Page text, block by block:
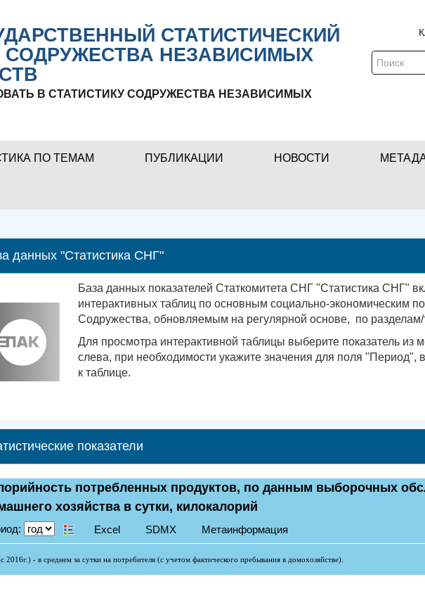
СТАТИСТИЧЕСКИЙ
СОДРУЖЕСТВА НЕЗАВИСИМЫХ
В СТАТИСТИКУ СОДРУЖЕСТВА НЕЗАВИСИМЫХ
ПО ТЕМАМ ПУБЛИКАЦИИ НОВОСТИ
данных "Статистика СНГ"
База данных показателей Статкомитета СНГ "Статистика СНГ"
интерактивных таблиц по основным социально-экономическим
Содружества, обновляемым на регулярной основе, по разделам/
Для просмотра интерактивной таблицы выберите показатель из
слева, при необходимости укажите значения для поля "Период",
к таблице.
показатели